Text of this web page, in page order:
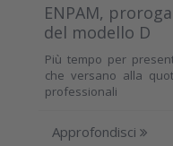
ENPAM,
del modello D
Più tempo per
che versano alla
professionali
Approfondisci